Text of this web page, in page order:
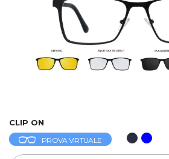
CLIP ON
PROVA VIRTUALE